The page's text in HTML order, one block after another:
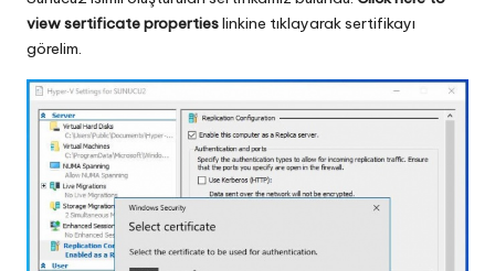
view sertificate propertieslinkine tıklayarak sertifikayı
görelim.